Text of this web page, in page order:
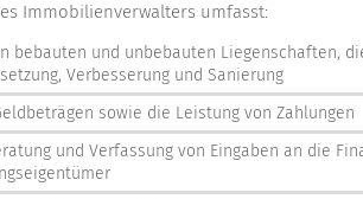
Immobilienverwalters umfasst:
bebauten und unbebauten Liegenschaften,
Verbesserung und Sanierung
sowie die Leistung von Zahlungen
und Verfassung von Eingaben an die